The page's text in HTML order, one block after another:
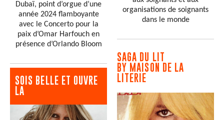
Dubaï, point d’orgue d’une
année 2024 flamboyante
avec le Concerto pour la
paix d’Omar Harfouch en
présence d’Orlando Bloom
SOIS BELLE ET OUVRE
LA
organisations de soignants
dans le monde
SAGA DU LIT
BY MAISON DE LA
LITERIE